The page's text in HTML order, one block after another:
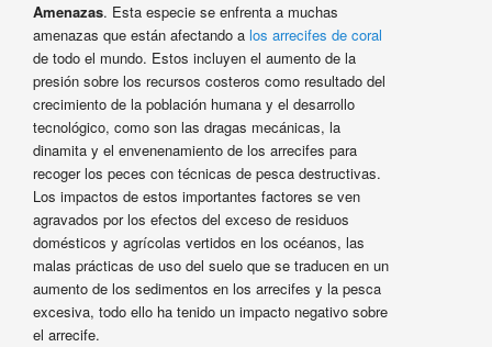
Amenazas. Esta especie se enfrenta a muchas
amenazas que están afectando a los arrecifes de coral
de todo el mundo. Estos incluyen el aumento de la
presión sobre los recursos costeros como resultado del
crecimiento de la población humana y el desarrollo
tecnológico, como son las dragas mecánicas, la
dinamita y el envenenamiento de los arrecifes para
recoger los peces con técnicas de pesca destructivas.
Los impactos de estos importantes factores se ven
agravados por los efectos del exceso de residuos
domésticos y agrícolas vertidos en los océanos, las
malas prácticas de uso del suelo que se traducen en un
aumento de los sedimentos en los arrecifes y la pesca
excesiva, todo ello ha tenido un impacto negativo sobre
el arrecife.